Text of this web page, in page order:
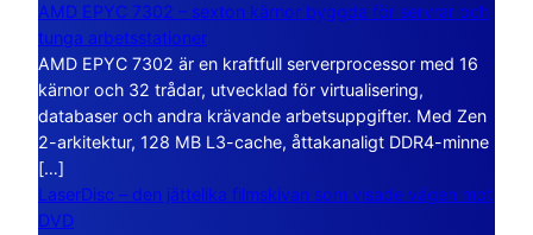
AMD EPYC 7302 – sexton kärnor byggda för servrar och
tunga arbetsstationer
AMD EPYC 7302 är en kraftfull serverprocessor med 16
kärnor och 32 trådar, utvecklad för virtualisering,
databaser och andra krävande arbetsuppgifter. Med Zen
2-arkitektur, 128 MB L3-cache, åttakanaligt DDR4-minne
[…]
LaserDisc – den jättelika filmskivan som visade vägen mot
DVD